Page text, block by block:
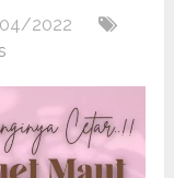
2022